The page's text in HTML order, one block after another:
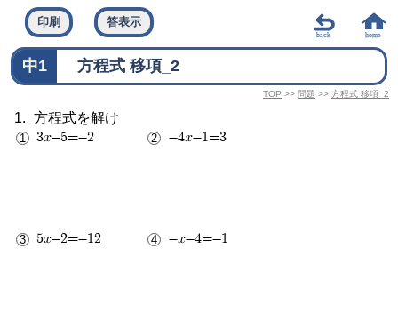
答表示
中1 方程式 移項_2
TOP >> 問題 >> 方程式 移項_2
方程式を解け
3x-5=-2 -4x-1=3
5x-2=-12 -x-4=-1